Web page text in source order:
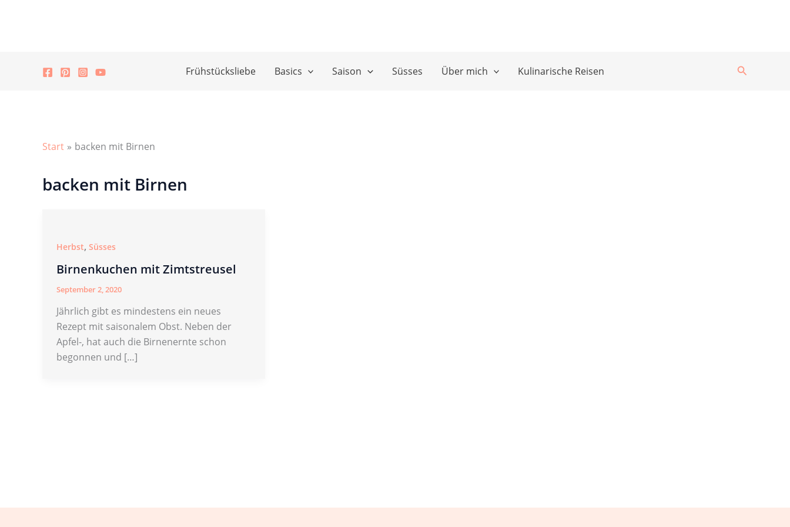
Frühstücksliebe Basics Saison Süsses Über mich Kulinarische Reisen Suchen
Start backen mit Birnen
backen mit Birnen
Herbst, Süsses
Birnenkuchen mit Zimtstreusel
September 2, 2020
Jährlich gibt es mindestens ein neues
Rezept mit saisonalem Obst. Neben der
Apfel-, hat auch die Birnenernte schon
begonnen und […]